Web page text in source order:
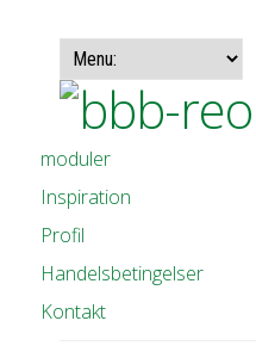
moduler
Inspiration
Profil
Handelsbetingelser
Kontakt